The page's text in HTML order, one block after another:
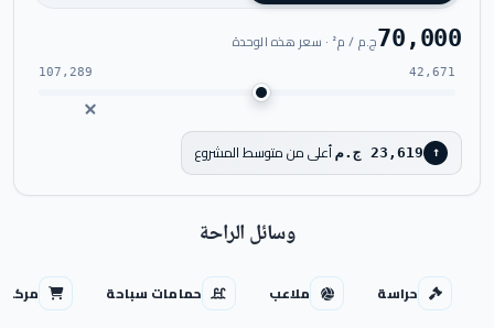
70,000ج.م / م² · سعر هذه الوحدة
42,671
107,289
↑ 23,619 ج.م أعلى من متوسط المشروع
وسائل الراحة
حراسة ملاعب حمامات سباحة مركز